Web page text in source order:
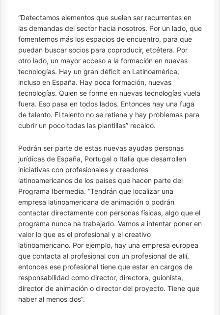
“Detectamos elementos que suelen ser recurrentes en
las demandas del sector hacia nosotros. Por un lado, que
fomentemos más los espacios de encuentro, para que
puedan buscar socios para coproducir, etcétera. Por
otro lado, un mayor acceso a la formación en nuevas
tecnologías. Hay un gran déficit en Latinoamérica,
incluso en España. Hay poca formación, nuevas
tecnologías. Quien se forme en nuevas tecnologías vuela
fuera. Eso pasa en todos lados. Entonces hay una fuga
de talento. El talento no se retiene y hay problemas para
cubrir un poco todas las plantillas” recalcó.
Podrán ser parte de estas nuevas ayudas personas
jurídicas de España, Portugal o Italia que desarrollen
iniciativas con profesionales y creadores
latinoamericanos de los países que hacen parte del
Programa Ibermedia. “Tendrán que localizar una
empresa latinoamericana de animación o podrán
contactar directamente con personas físicas, algo que el
programa nunca ha trabajado. Vamos a intentar poner en
valor lo que es el profesional y el creativo
latinoamericano. Por ejemplo, hay una empresa europea
que contacta al profesional con un profesional de allí,
entonces ese profesional tiene que estar en cargos de
responsabilidad como director, directora, guionista,
director de animación o director del proyecto. Tiene que
haber al menos dos”.